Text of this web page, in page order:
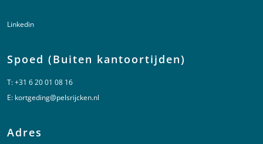
Linkedin
Spoed (Buiten kantoortijden)
T:+31 6 20 01 08 16
E: kortgeding@pelsrijcken.nl
Adres